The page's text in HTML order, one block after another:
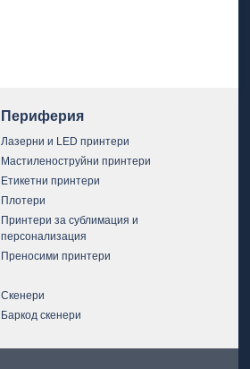
Периферия
Лазерни и LED принтери
Мастиленоструйни принтери
Етикетни принтери
Плотери
Принтери за сублимация и
персонализация
Преносими принтери
Скенери
Баркод скенери